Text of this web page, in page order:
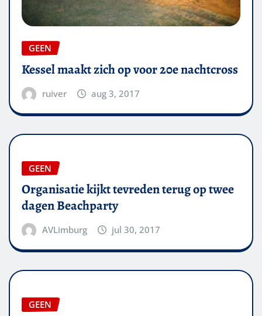
GEEN
Kessel maakt zich op voor 20e nachtcross
ruiver aug 3, 2017
GEEN
Organisatie kijkt tevreden terug op twee
dagen Beachparty
AVLimburg jul 30, 2017
GEEN